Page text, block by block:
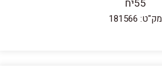
55יח
מק"ט: 181566